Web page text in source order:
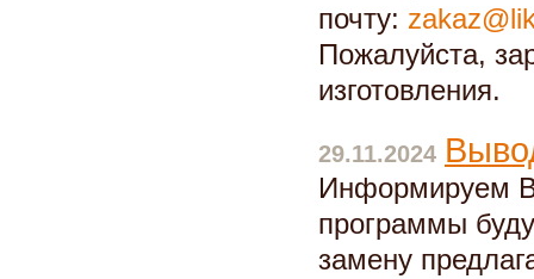
почту:
Пожалуйста,
изготовления.
29.11.2024
Информируем
программы
замену